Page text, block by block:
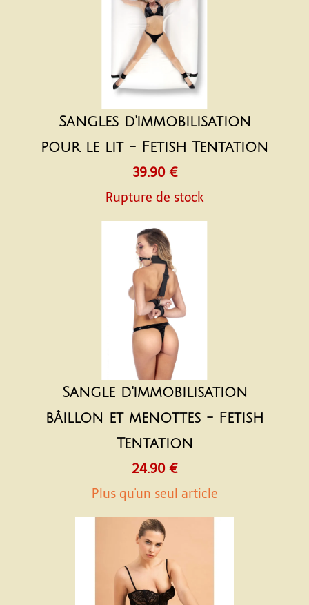
Sangles d'immobilisation
pour le lit - Fetish Tentation
39.90 €
Rupture de stock
Sangle d'immobilisation
bâillon et menottes - Fetish
Tentation
24.90 €
Plus qu'un seul article